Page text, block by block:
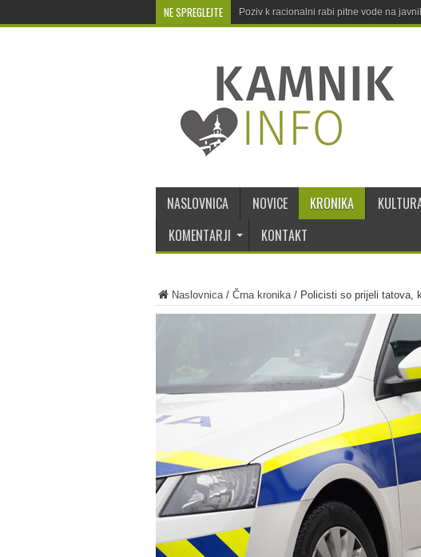
NE SPREGLEJTE Poziv k racionalni rabi pitne vode na
NASLOVNICA NOVICE KRONIKA
KOMENTARJI
KONTAKT
Naslovnica/ Črna kronika/ Policisti so prijeli tatova,